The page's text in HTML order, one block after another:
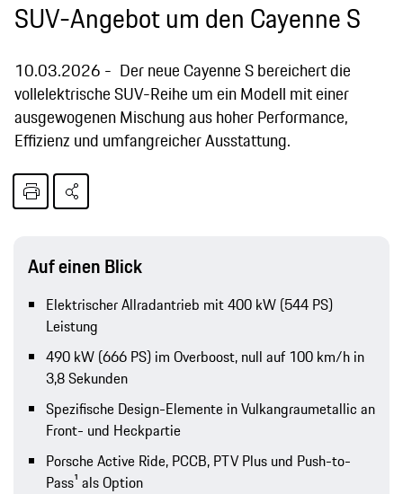
SUV-Angebot um den Cayenne S
10.03.2026
Der neue Cayenne S bereichert die
vollelektrische SUV-Reihe um ein Modell mit einer
ausgewogenen Mischung aus hoher Performance,
Effizienz und umfangreicher Ausstattung.
Auf einen Blick
Elektrischer Allradantrieb mit 400 kW (544 PS)
Leistung
490 kW (666 PS) im Overboost, null auf 100 km/h in
3,8 Sekunden
Spezifische Design-Elemente in Vulkangraumetallic an
Front- und Heckpartie
Porsche Active Ride, PCCB, PTV Plus und Push-to-
Pass¹ als Option